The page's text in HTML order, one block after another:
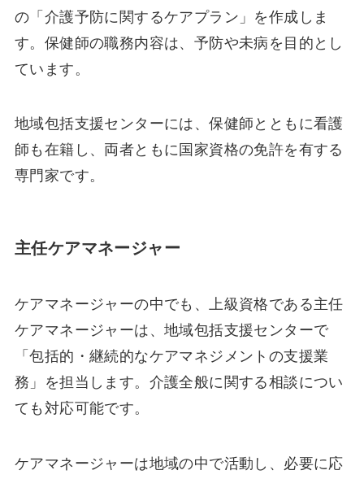
の「介護予防に関するケアプラン」を作成しま
す。保健師の職務内容は、予防や未病を目的とし
ています。
地域包括支援センターには、保健師とともに看護
師も在籍し、両者ともに国家資格の免許を有する
専門家です。
主任ケアマネージャー
ケアマネージャーの中でも、上級資格である主任
ケアマネージャーは、地域包括支援センターで
「包括的・継続的なケアマネジメントの支援業
務」を担当します。介護全般に関する相談につい
ても対応可能です。
ケアマネージャーは地域の中で活動し、必要に応